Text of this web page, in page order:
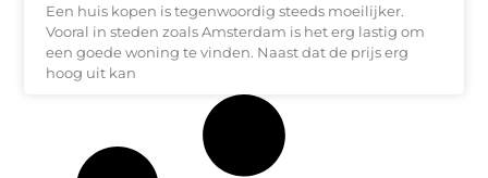
Een huis kopen is tegenwoordig steeds moeilijker.
Vooral in steden zoals Amsterdam is het erg lastig om
een goede woning te vinden. Naast dat de prijs erg
hoog uit kan